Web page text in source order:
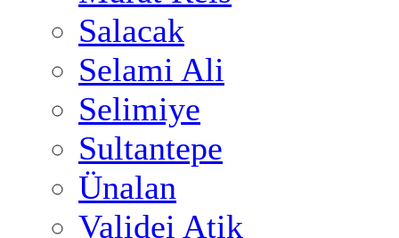
Salacak
Selami Ali
Selimiye
Sultantepe
Ünalan
Validei Atik